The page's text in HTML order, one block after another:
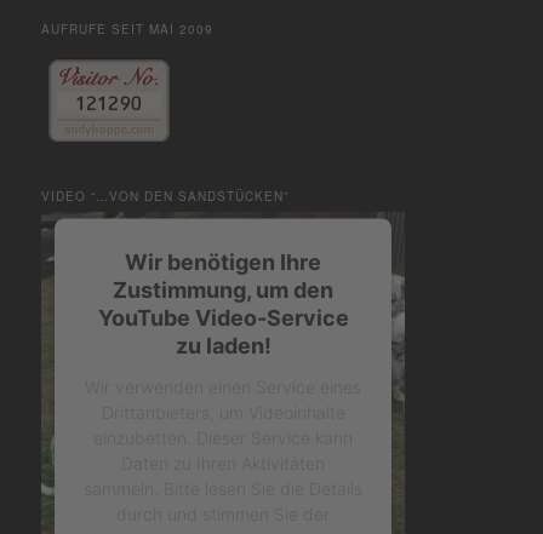
AUFRUFE SEIT MAI 2009
VIDEO “…VON DEN SANDSTÜCKEN”
Wir benötigen Ihre
Zustimmung, um den
YouTube Video-Service
zu laden!